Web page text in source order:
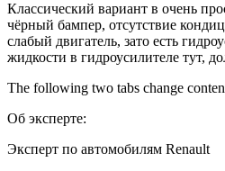
Классический вариант в очень
чёрный бампер, отсутствие
слабый двигатель, зато есть
жидкости в гидроусилителе тут,
The following two tabs change
Об эксперте:
Эксперт по автомобилям Renault